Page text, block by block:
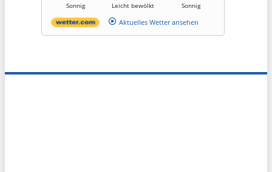
Sonnig
Leicht bewölkt
Sonnig
Aktuelles Wetter ansehen